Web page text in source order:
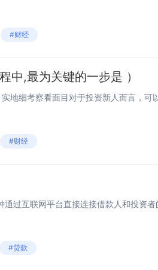
#财经
中,最为关键的一步是 ）
#财经
#贷款